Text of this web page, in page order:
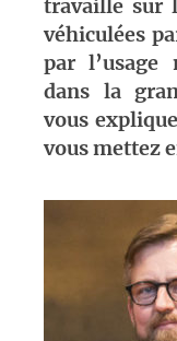
travaille sur
véhiculées
par l’usage
dans la
vous
vous mettez